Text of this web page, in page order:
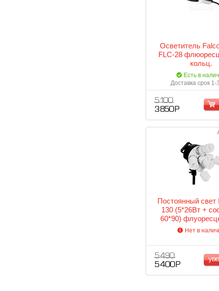
Осветитель
FLC-28
кольц.
Есть в
Доставка срок 1-
5 100
3 850 Р
Постоянный свет
130 (5*26Вт +
60*90)
осветительный
Нет в
5 490
5 400 Р